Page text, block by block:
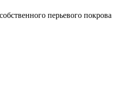
перьевого покрова